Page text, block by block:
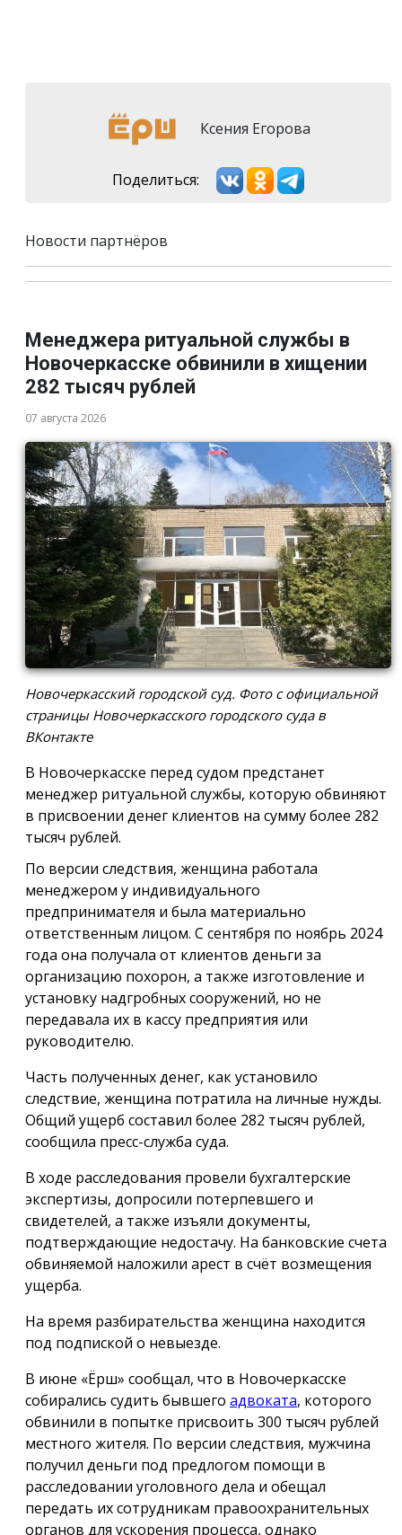
Ксения Егорова
Поделиться:
Новости партнёров
Менеджера ритуальной службы в
Новочеркасске обвинили в хищении
282 тысяч рублей
07 августа 2026
Новочеркасский городской суд. Фото с официальной
страницы Новочеркасского городского суда в
ВКонтакте
В Новочеркасске перед судом предстанет
менеджер ритуальной службы, которую обвиняют
в присвоении денег клиентов на сумму более 282
тысяч рублей.
По версии следствия, женщина работала
менеджером у индивидуального
предпринимателя и была материально
ответственным лицом. С сентября по ноябрь 2024
года она получала от клиентов деньги за
организацию похорон, а также изготовление и
установку надгробных сооружений, но не
передавала их в кассу предприятия или
руководителю.
Часть полученных денег, как установило
следствие, женщина потратила на личные нужды.
Общий ущерб составил более 282 тысяч рублей,
сообщила пресс-служба суда.
В ходе расследования провели бухгалтерские
экспертизы, допросили потерпевшего и
свидетелей, а также изъяли документы,
подтверждающие недостачу. На банковские счета
обвиняемой наложили арест в счёт возмещения
ущерба.
На время разбирательства женщина находится
под подпиской о невыезде.
В июне «Ёрш» сообщал, что в Новочеркасске
собирались судить бывшего адвоката, которого
обвинили в попытке присвоить 300 тысяч рублей
местного жителя. По версии следствия, мужчина
получил деньги под предлогом помощи в
расследовании уголовного дела и обещал
передать их сотрудникам правоохранительных
органов для ускорения процесса, однако